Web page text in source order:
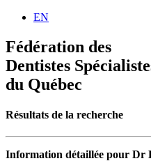
EN
Fédération des
Dentistes
du Québec
Résultats de la recherche
Information détaillée pour Dr